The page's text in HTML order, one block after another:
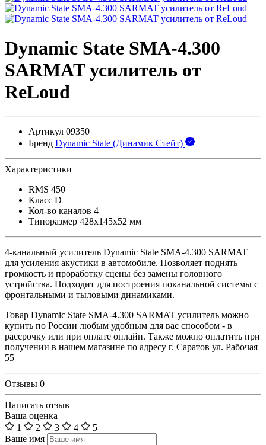
Dynamic State SMA-4.300
SARMAT усилитель от
ReLoud
Артикул 09350
Бренд Dynamic State (Динамик Стейт)
Характеристики
RMS 450
Класс D
Кол-во каналов 4
Типоразмер 428x145x52 мм
4-канальный усилитель Dynamic State SMA-4.300 SARMAT
для усиления акустики в автомобиле. Позволяет поднять
громкость и проработку сцены без замены головного
устройства. Подходит для построения поканальной системы с
фронтальными и тыловыми динамиками.
Товар Dynamic State SMA-4.300 SARMAT усилитель можно
купить по России любым удобным для вас способом - в
рассрочку или при оплате онлайн. Также можно оплатить при
получении в нашем магазине по адресу г. Саратов ул. Рабочая
55
Отзывы 0
Написать отзыв
Ваша оценка
1
2 3 4
5
Ваше имя